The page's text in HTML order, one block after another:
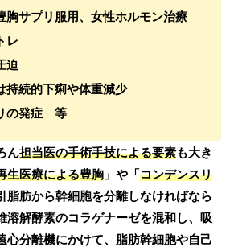
胸サプリ服用、女性ホルモン治療
レ
迫
持続的下痢や体重減少
の発症 等
ん担当医の手術手技による要素も大き
生医療による豊胸 」や「コンデンスリ
脂肪から幹細胞を分離しなければなら
溶解酵素のコラゲナーゼを混和し、吸
心分離機にかけて、脂肪幹細胞や自己